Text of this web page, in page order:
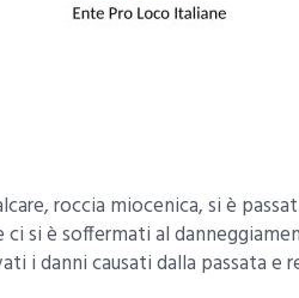
roccia miocenica, si è
si è soffermati al
i danni causati dalla passata e